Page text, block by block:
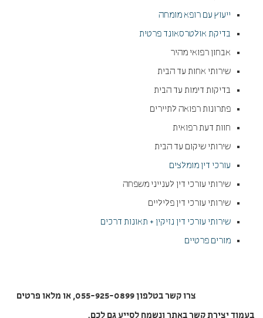
ייעוץ עם רופא מומחה
בדיקת אולטרסאונד פרטית
אבחון רפואי מהיר
שירותי אחות עד הבית
בדיקות דימות עד הבית
פתרונות רפואה לתיירים
חוות דעת רפואית
שירותי שיקום עד הבית
עורכי דין מומלצים
שירותי עורכי דין לענייני משפחה
שירותי עורכי דין פליליים
שירותי עורכי דין נזיקין + תאונות דרכים
מורים פרטיים
צרו קשר בטלפון 055-925-0899, או מלאו פרטים